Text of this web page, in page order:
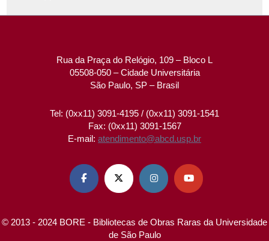
Rua da Praça do Relógio, 109 – Bloco L
05508-050 – Cidade Universitária
São Paulo, SP – Brasil
Tel: (0xx11) 3091-4195 / (0xx11) 3091-1541
Fax: (0xx11) 3091-1567
E-mail: atendimento@abcd.usp.br
   
© 2013 - 2024 BORE - Bibliotecas de Obras Raras da Universidade
de São Paulo